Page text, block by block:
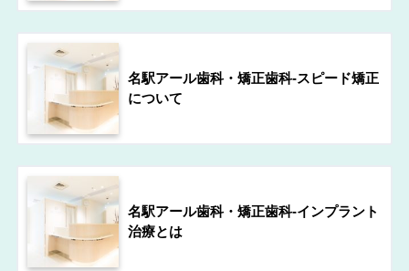
名駅アール歯科・矯正歯科-スピード矯正
について
名駅アール歯科・矯正歯科-インプラント
治療とは